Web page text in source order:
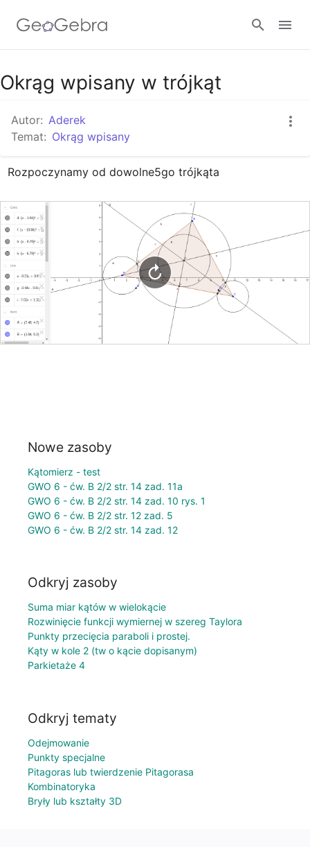
Google Classroom
GeoGebra Classroom
Zaloguj się
Okrąg wpisany w trójkąt
Autor: Aderek
Temat: Okrąg wpisany
Rozpoczynamy od dowolne5go trójkąta
Nowe zasoby
Kątomierz - test
GWO 6 - ćw. B 2/2 str. 14 zad. 11a
GWO 6 - ćw. B 2/2 str. 14 zad. 10 rys. 1
GWO 6 - ćw. B 2/2 str. 12 zad. 5
GWO 6 - ćw. B 2/2 str. 14 zad. 12
Odkryj zasoby
Suma miar kątów w wielokącie
Rozwinięcie funkcji wymiernej w szereg Taylora
Punkty przecięcia paraboli i prostej.
Kąty w kole 2 (tw o kącie dopisanym)
Parkietaże 4
Odkryj tematy
Odejmowanie
Punkty specjalne
Pitagoras lub twierdzenie Pitagorasa
Kombinatoryka
Bryły lub kształty 3D